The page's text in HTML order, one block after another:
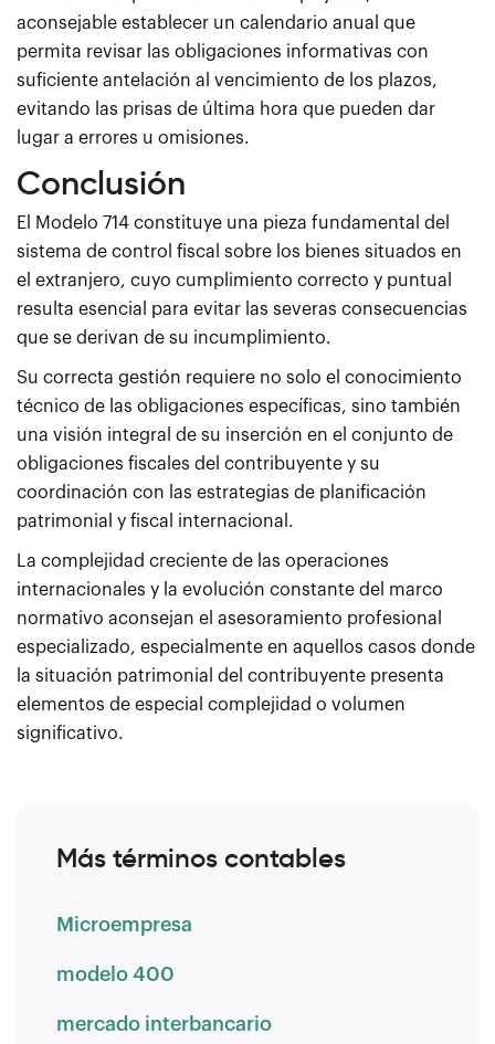
aconsejable establecer un calendario anual que
permita revisar las obligaciones informativas con
suficiente antelación al vencimiento de los plazos,
evitando las prisas de última hora que pueden dar
lugar a errores u omisiones.
Conclusión
El Modelo 714 constituye una pieza fundamental del
sistema de control fiscal sobre los bienes situados en
el extranjero, cuyo cumplimiento correcto y puntual
resulta esencial para evitar las severas consecuencias
que se derivan de su incumplimiento.
Su correcta gestión requiere no solo el conocimiento
técnico de las obligaciones específicas, sino también
una visión integral de su inserción en el conjunto de
obligaciones fiscales del contribuyente y su
coordinación con las estrategias de planificación
patrimonial y fiscal internacional.
La complejidad creciente de las operaciones
internacionales y la evolución constante del marco
normativo aconsejan el asesoramiento profesional
especializado, especialmente en aquellos casos donde
la situación patrimonial del contribuyente presenta
elementos de especial complejidad o volumen
significativo.
Más términos contables
Microempresa
modelo 400
mercado interbancario